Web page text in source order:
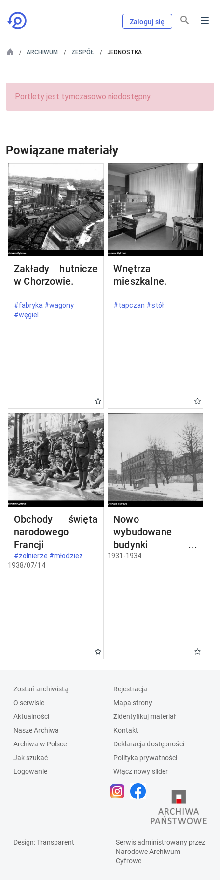
Zaloguj się
ARCHIWUM ZESPÓŁ JEDNOSTKA
Portlety jest tymczasowo niedostępny.
Powiązane materiały
Zakłady hutnicze
w Chorzowie.
#fabryka #wagony
#węgiel
Wnętrza
mieszkalne.
#tapczan #stół
Obchody święta
narodowego
Francji
#żołnierze #młodzież
1938/07/14
Nowo
wybudowane
budynki w
Częstochowie
1931-1934
Zostań archiwistą
O serwisie
Aktualności
Nasze Archiwa
Archiwa w Polsce
Jak szukać
Logowanie
Rejestracja
Mapa strony
Zidentyfikuj materiał
Kontakt
Deklaracja dostępności
Polityka prywatności
Włącz nowy slider
Design: Transparent
Serwis administrowany przez
Narodowe Archiwum
Cyfrowe